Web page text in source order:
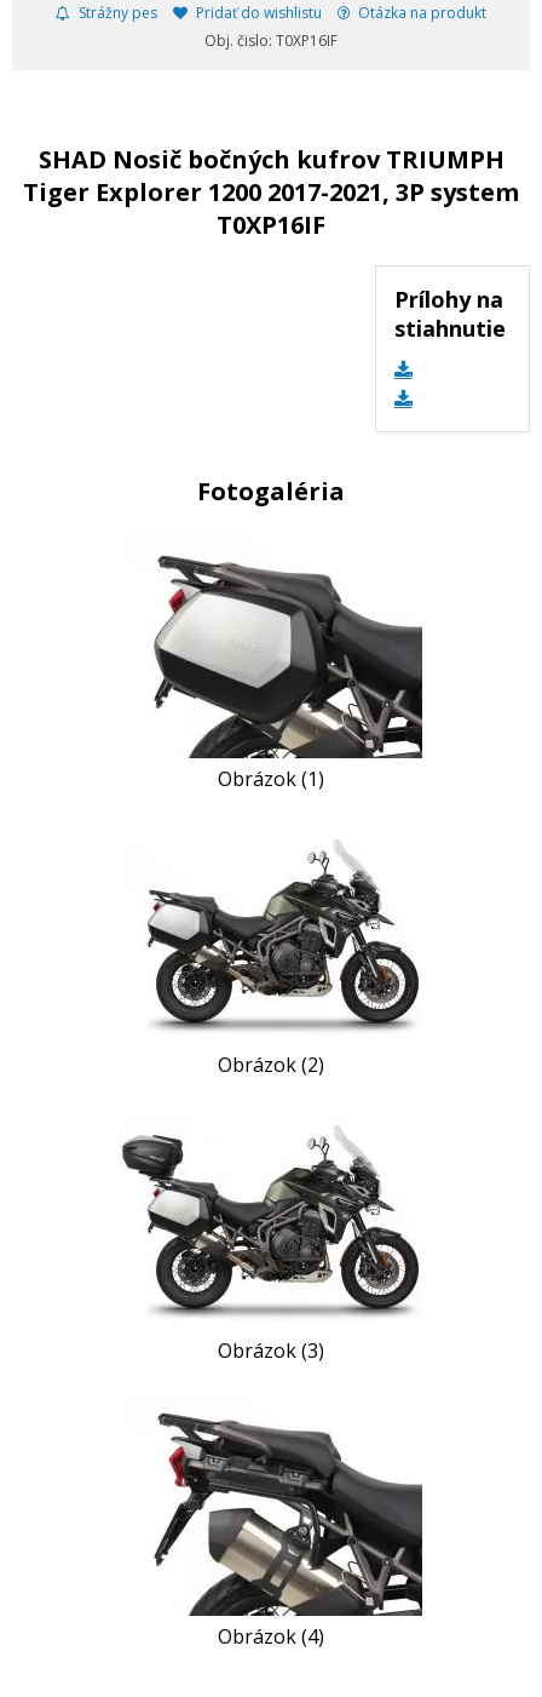
Strážny pes Pridať do wishlistu
Otázka na produkt
Obj. čislo: T0XP16IF
SHAD Nosič bočných kufrov TRIUMPH
Tiger Explorer 1200 2017-2021, 3P system
T0XP16IF
Prílohy na
stiahnutie
Fotogaléria
Obrázok (1)
Obrázok (2)
Obrázok (3)
Obrázok (4)